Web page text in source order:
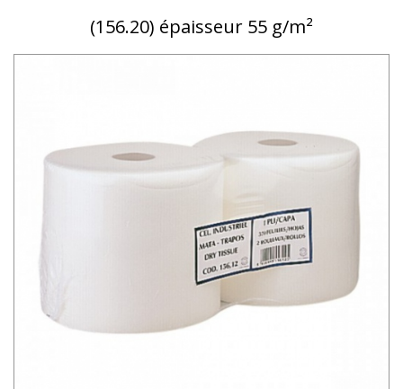
(156.20) épaisseur 55 g/m²